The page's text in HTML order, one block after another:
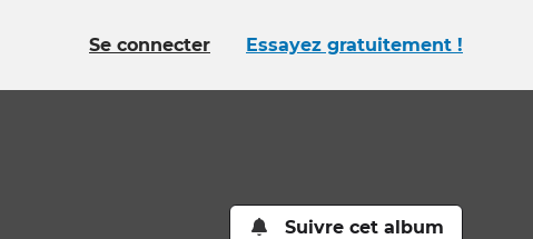
Se connecter Essayez gratuitement !
Suivre cet album